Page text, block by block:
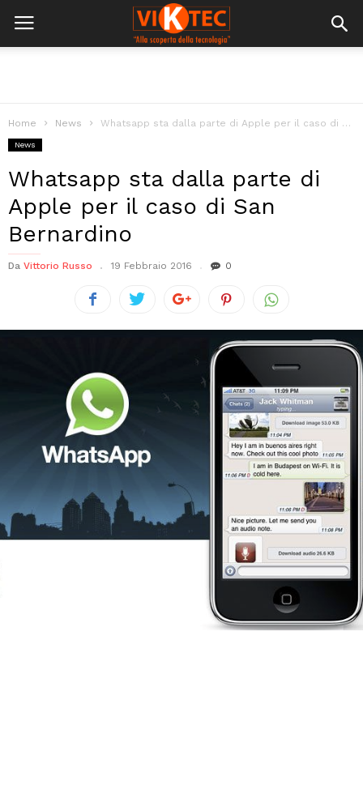
Home News Whatsapp sta dalla parte di Apple per il caso di San Bernardino
News
Whatsapp sta dalla parte di
Apple per il caso di San
Bernardino
Da Vittorio Russo 19 Febbraio 2016 0